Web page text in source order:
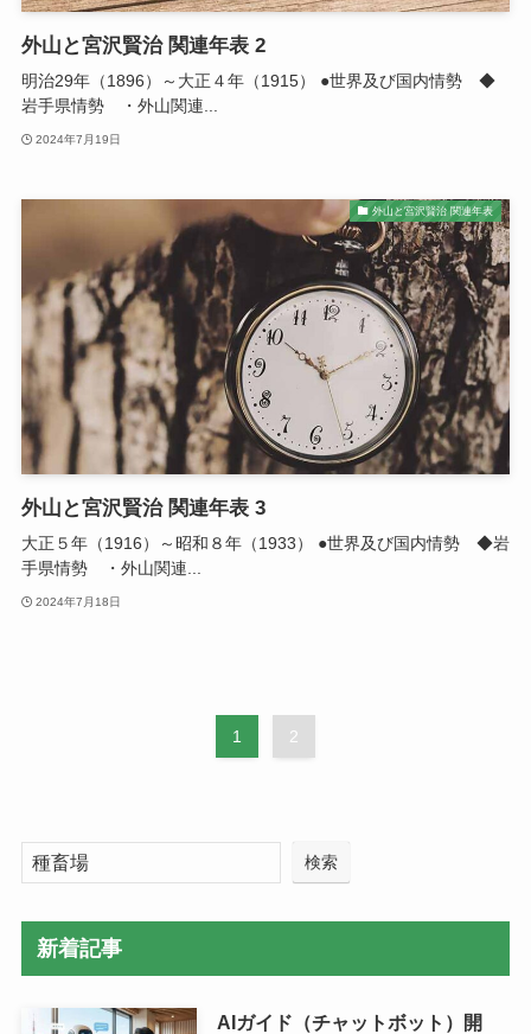
外山と宮沢賢治 関連年表 2
明治29年（1896）～大正４年（1915） ●世界及び国内情勢 ◆
岩手県情勢 ・外山関連...
2024年7月19日
外山と宮沢賢治 関連年表
外山と宮沢賢治 関連年表 3
大正５年（1916）～昭和８年（1933） ●世界及び国内情勢 ◆岩
手県情勢 ・外山関連...
2024年7月18日
1 2
検索
新着記事
AIガイド（チャットボット）開